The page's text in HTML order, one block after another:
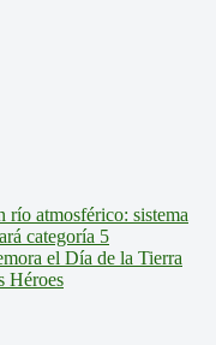
atmosférico: sistema
categoría 5
el Día de la Tierra
Héroes